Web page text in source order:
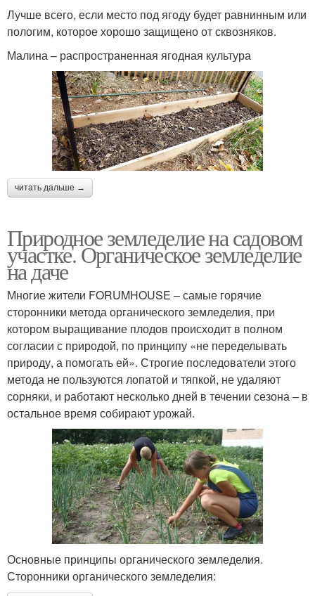
Лучше всего, если место под ягоду будет равнинным или
пологим, которое хорошо защищено от сквозняков.
Малина – распространенная ягодная культура
читать дальше →
Природное земледелие на садовом
участке. Органическое земледелие
на даче
Многие жители FORUMHOUSE – самые горячие
сторонники метода органического земледелия, при
котором выращивание плодов происходит в полном
согласии с природой, по принципу «не переделывать
природу, а помогать ей». Строгие последователи этого
метода не пользуются лопатой и тяпкой, не удаляют
сорняки, и работают несколько дней в течении сезона – в
остальное время собирают урожай.
Основные принципы органического земледелия.
Сторонники органического земледелия: